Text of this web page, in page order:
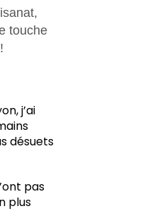
touche
j’ai
désuets
pas
plus